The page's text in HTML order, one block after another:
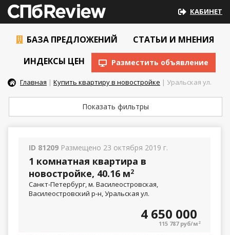
КАБИНЕТ
БАЗА ПРЕДЛОЖЕНИЙ
СТАТЬИ И МНЕНИЯ
ИНДЕКСЫ ЦЕН
Разместить объявление
Главная | Купить квартиру в новостройке | Уральская ул.
Показать фильтры
ID 81209 Размещено 23 октября 2019 г.
1 комнатная квартира в
новостройке, 40.16 м2
Санкт-Петербург, м. Василеостровская,
Василеостровский р-н, Уральская ул.
4 650 000
115 787 руб/м 2